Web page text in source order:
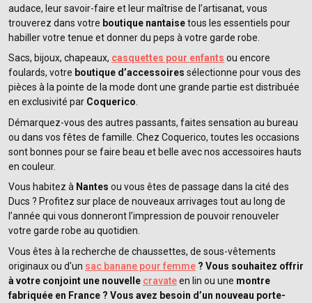
audace, leur savoir-faire et leur maîtrise de l’artisanat, vous
trouverez dans votre boutique nantaisetous les essentiels pour
habiller votre tenue et donner du peps à votre garde robe.
Sacs, bijoux, chapeaux, casquettes pour enfants ou encore
foulards, votre boutique d’accessoires sélectionne pour vous des
pièces à la pointe de la mode dont une grande partie est distribuée
en exclusivité par Coquerico.
Démarquez-vous des autres passants, faites sensation au bureau
ou dans vos fêtes de famille. Chez Coquerico, toutes les occasions
sont bonnes pour se faire beau et belle avec nos accessoires hauts
en couleur.
Vous habitez à Nantes ou vous êtes de passage dans la cité des
Ducs ? Profitez sur place de nouveaux arrivages tout au long de
l’année qui vous donneront l’impression de pouvoir renouveler
votre garde robe au quotidien.
Vous êtes à la recherche de chaussettes, de sous-vêtements
originaux ou d'un sac banane pour femme ? Vous souhaitez offrir
à votre conjoint une nouvelle cravateen lin ou une montre
fabriquée en France ? Vous avez besoin d’un nouveau porte-